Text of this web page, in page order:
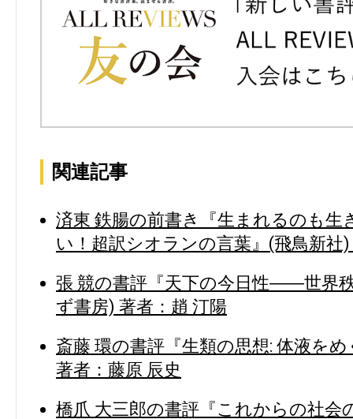
関連記事
済東 鉄腸の前書き『生まれるのも
い！超訳シオランの言葉』(飛鳥新社
張 競の書評『天下の今日性――世界
ず書房) 著者：趙 汀陽
斎藤 環の書評『生類の思想: 体液を
著者：藤原 辰史
橋爪 大三郎の書評『これからの社会